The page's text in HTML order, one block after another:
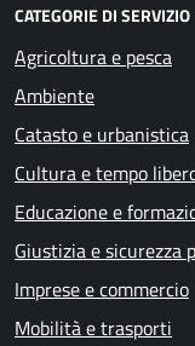
CATEGORIE DI SERVIZIO
Agricoltura e pesca
Ambiente
Catasto e urbanistica
Cultura e tempo
Educazione e
Giustizia e sicurezza
Imprese e commercio
Mobilità e trasporti